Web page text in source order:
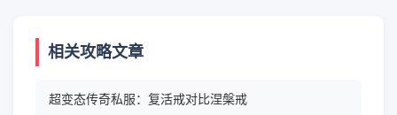
相关攻略文章
超变态传奇私服：复活戒对比涅槃戒